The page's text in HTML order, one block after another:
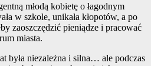
młodą kobietę o łagodnym
w szkole, unikała kłopotów, a po
zaoszczędzić pieniądze i pracować
miasta.
była niezależna i silna… ale podczas